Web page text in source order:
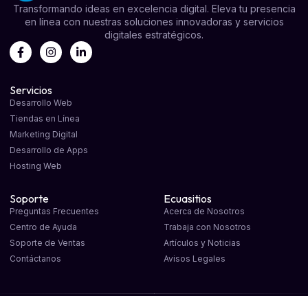
Transformando ideas en excelencia digital. Eleva tu presencia
en línea con nuestras soluciones innovadoras y servicios
digitales estratégicos.
Servicios
Desarrollo Web
Tiendas en Línea
Marketing Digital
Desarrollo de Apps
Hosting Web
Soporte
Preguntas Frecuentes
Centro de Ayuda
Soporte de Ventas
Contáctanos
Ecuasitios
Acerca de Nosotros
Trabaja con Nosotros
Artículos y Noticias
Avisos Legales